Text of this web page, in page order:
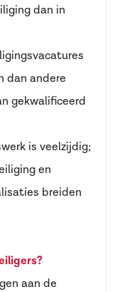
dan in
dan andere
gekwalificeerd
is veelzijdig;
en
breiden
aan de